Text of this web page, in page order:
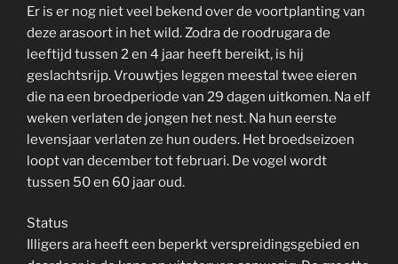
Er is er nog niet veel bekend over de voortplanting van
deze arasoort in het wild. Zodra de roodrugara de
leeftijd tussen 2 en 4 jaar heeft bereikt, is hij
geslachtsrijp. Vrouwtjes leggen meestal twee eieren
die na een broedperiode van 29 dagen uitkomen. Na elf
weken verlaten de jongen het nest. Na hun eerste
levensjaar verlaten ze hun ouders. Het broedseizoen
loopt van december tot februari. De vogel wordt
tussen 50 en 60 jaar oud.
Status
Illigers ara heeft een beperkt verspreidingsgebied en